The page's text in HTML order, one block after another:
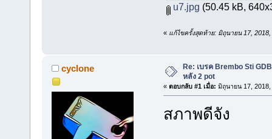
u7.jpg (50.45 kB,
« แก้ไขครั้งสุดท้าย: มิถุนายน 17,
cyclone
Re: เบรค Brembo Sti
หลัง 2 pot
« ตอบกลับ #1 เมื่อ: มิถุนายน 17, 2018,
สภาพดีจัง